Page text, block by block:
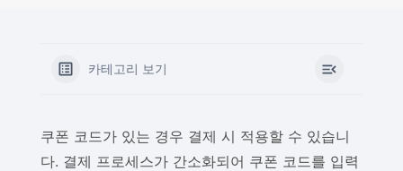
카테고리 보기
쿠폰 코드가 있는 경우 결제 시 적용할 수 있습니
다. 결제 프로세스가 간소화되어 쿠폰 코드를 입력